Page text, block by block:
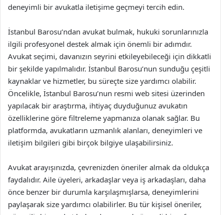
deneyimli bir avukatla iletişime geçmeyi tercih edin.
İstanbul Barosu’ndan avukat bulmak, hukuki sorunlarınızla
ilgili profesyonel destek almak için önemli bir adımdır.
Avukat seçimi, davanızın seyrini etkileyebileceği için dikkatli
bir şekilde yapılmalıdır. İstanbul Barosu’nun sunduğu çeşitli
kaynaklar ve hizmetler, bu süreçte size yardımcı olabilir.
Öncelikle, İstanbul Barosu’nun resmi web sitesi üzerinden
yapılacak bir araştırma, ihtiyaç duyduğunuz avukatın
özelliklerine göre filtreleme yapmanıza olanak sağlar. Bu
platformda, avukatların uzmanlık alanları, deneyimleri ve
iletişim bilgileri gibi birçok bilgiye ulaşabilirsiniz.
Avukat arayışınızda, çevrenizden öneriler almak da oldukça
faydalıdır. Aile üyeleri, arkadaşlar veya iş arkadaşları, daha
önce benzer bir durumla karşılaşmışlarsa, deneyimlerini
paylaşarak size yardımcı olabilirler. Bu tür kişisel öneriler,